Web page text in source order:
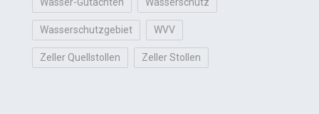
Wasserschutzgebiet WVV
Zeller Quellstollen Zeller Stollen